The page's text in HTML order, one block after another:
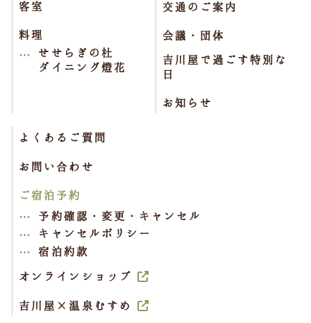
客室
料理
せせらぎの杜
ダイニング燈花
交通のご案内
会議・団体
吉川屋で過ごす特別な
日
お知らせ
よくあるご質問
お問い合わせ
ご宿泊予約
予約確認・変更・キャンセル
キャンセルポリシー
宿泊約款
オンラインショップ
吉川屋×温泉むすめ